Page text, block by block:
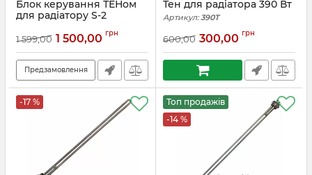
Блок керування ТЕНом
для радіатору S-2
1 599,00 1 500,00 грн
Предзамовлення
Тен для радіатора 390 Вт
Артикул: 390T
600,00 300,00 грн
-17 %
Топ продажів
-14 %